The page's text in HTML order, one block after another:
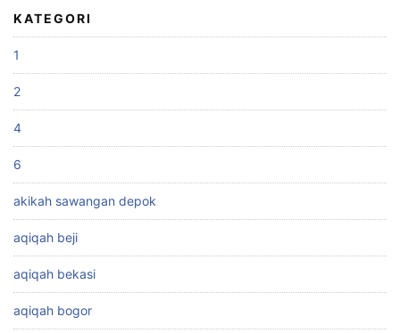
KATEGORI
1
2
4
6
akikah sawangan depok
aqiqah beji
aqiqah bekasi
aqiqah bogor